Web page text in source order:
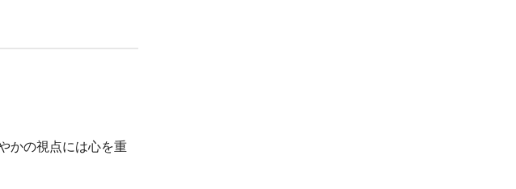
かの視点には心を重